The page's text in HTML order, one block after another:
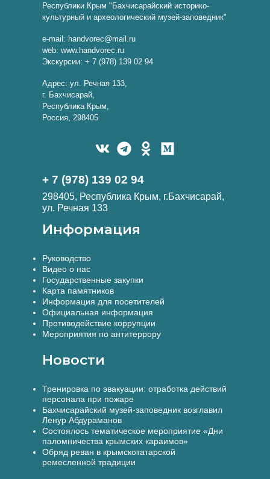
Республики Крым "Бахчисарайский историко-
культурный и археологический музей-заповедник"
e-mail: handvorec@mail.ru
web: www.handvorec.ru
Экскурсии: + 7 (978) 139 02 94
Адрес: ул. Речная 133,
г. Бахчисарай,
Республика Крым,
Россия, 298405
+ 7 (978) 139 02 94
298405, Республика Крым, г.Бахчисарай,
ул. Речная 133
Информация
Руководство
Видео о нас
Государственные закупки
Карта памятников
Информация для посетителей
Официальная информация
Противодействие коррупции
Мероприятия по антитеррору
Новости
Тренировка по эвакуации: отработка действий
персонала при пожаре
Бахчисарайский музей-заповедник возглавил
Ленур Абдураманов
Состоялось тематическое мероприятие «Дни
паломничества крымских караимов»
Обряд реван в крымскотатарской
ремесленной традиции